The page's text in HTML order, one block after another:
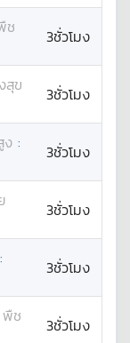
ช
3ชั่วโมง
สุข
3ชั่วโมง
ง :
3ชั่วโมง
3ชั่วโมง
:
3ชั่วโมง
พืช
3ชั่วโมง